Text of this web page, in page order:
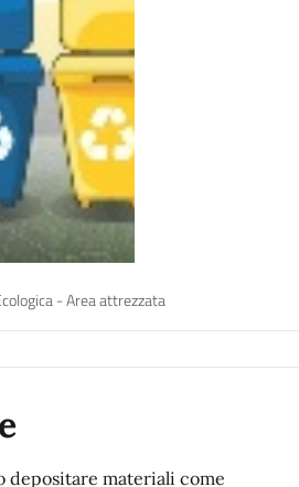
- Area attrezzata
materiali come